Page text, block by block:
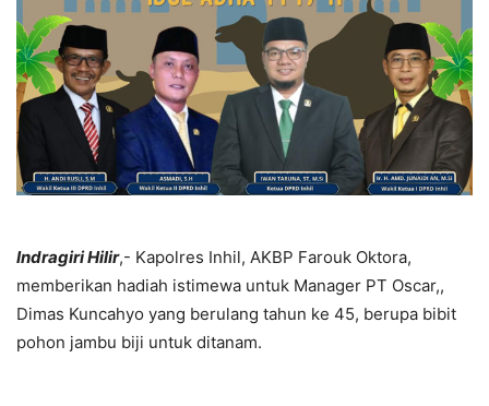
Indragiri Hilir,- Kapolres Inhil, AKBP Farouk Oktora,
memberikan hadiah istimewa untuk Manager PT Oscar,,
Dimas Kuncahyo yang berulang tahun ke 45, berupa bibit
pohon jambu biji untuk ditanam.